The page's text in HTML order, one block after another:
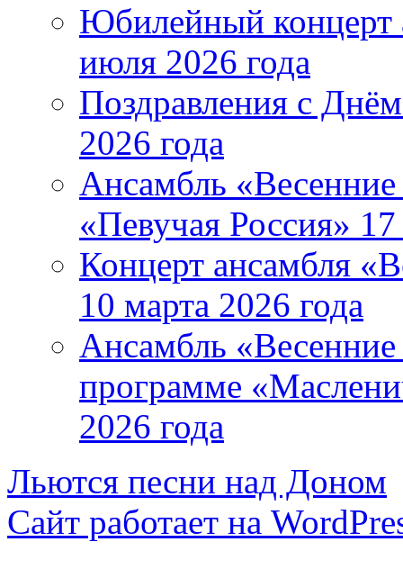
Юбилейный концерт
июля 2026 года
Поздравления с
2026 года
Ансамбль «Весенние
«Певучая Россия»
Концерт ансамбля
10 марта 2026 года
Ансамбль «Весенние
программе
2026 года
Льются песни над Доном
Сайт работает на